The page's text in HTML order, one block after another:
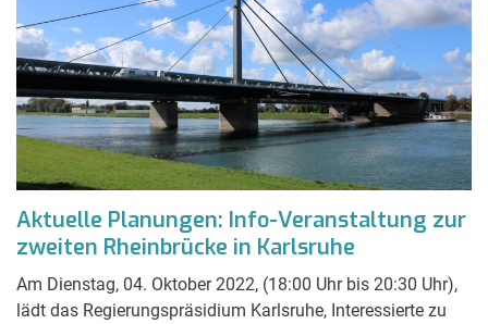
Aktuelle Planungen: Info-Veranstaltung zur
zweiten Rheinbrücke in Karlsruhe
Am Dienstag, 04. Oktober 2022, (18:00 Uhr bis 20:30 Uhr),
lädt das Regierungspräsidium Karlsruhe, Interessierte zu